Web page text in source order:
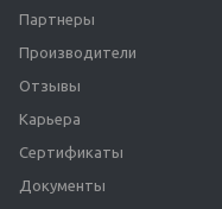
Партнеры
Производители
Отзывы
Карьера
Сертификаты
Документы